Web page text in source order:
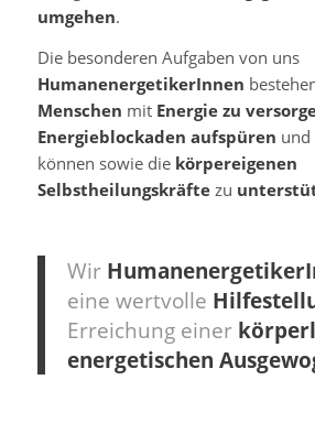
umgehen.
Die besonderen Aufgaben von uns
HumanenergetikerInnen
Menschen mit Energie zu
Energieblockaden aufspüren und
können sowie die körpereigenen
Selbstheilungskräftezu
Wir
eine wertvolle
Erreichung einer
energetischen